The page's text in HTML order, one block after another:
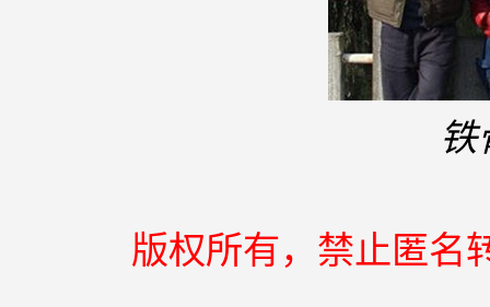
铁
版权所有，禁止匿名